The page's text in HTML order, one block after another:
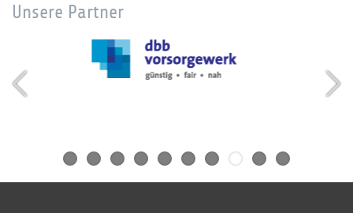
Unsere Partner